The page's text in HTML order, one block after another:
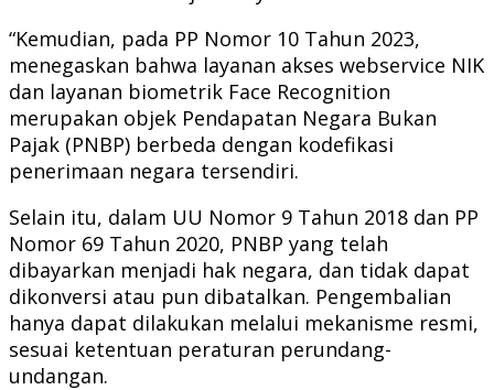
“Kemudian, pada PP Nomor 10 Tahun 2023,
menegaskan bahwa layanan akses webservice NIK
dan layanan biometrik Face Recognition
merupakan objek Pendapatan Negara Bukan
Pajak (PNBP) berbeda dengan kodefikasi
penerimaan negara tersendiri.
Selain itu, dalam UU Nomor 9 Tahun 2018 dan PP
Nomor 69 Tahun 2020, PNBP yang telah
dibayarkan menjadi hak negara, dan tidak dapat
dikonversi atau pun dibatalkan. Pengembalian
hanya dapat dilakukan melalui mekanisme resmi,
sesuai ketentuan peraturan perundang-
undangan.